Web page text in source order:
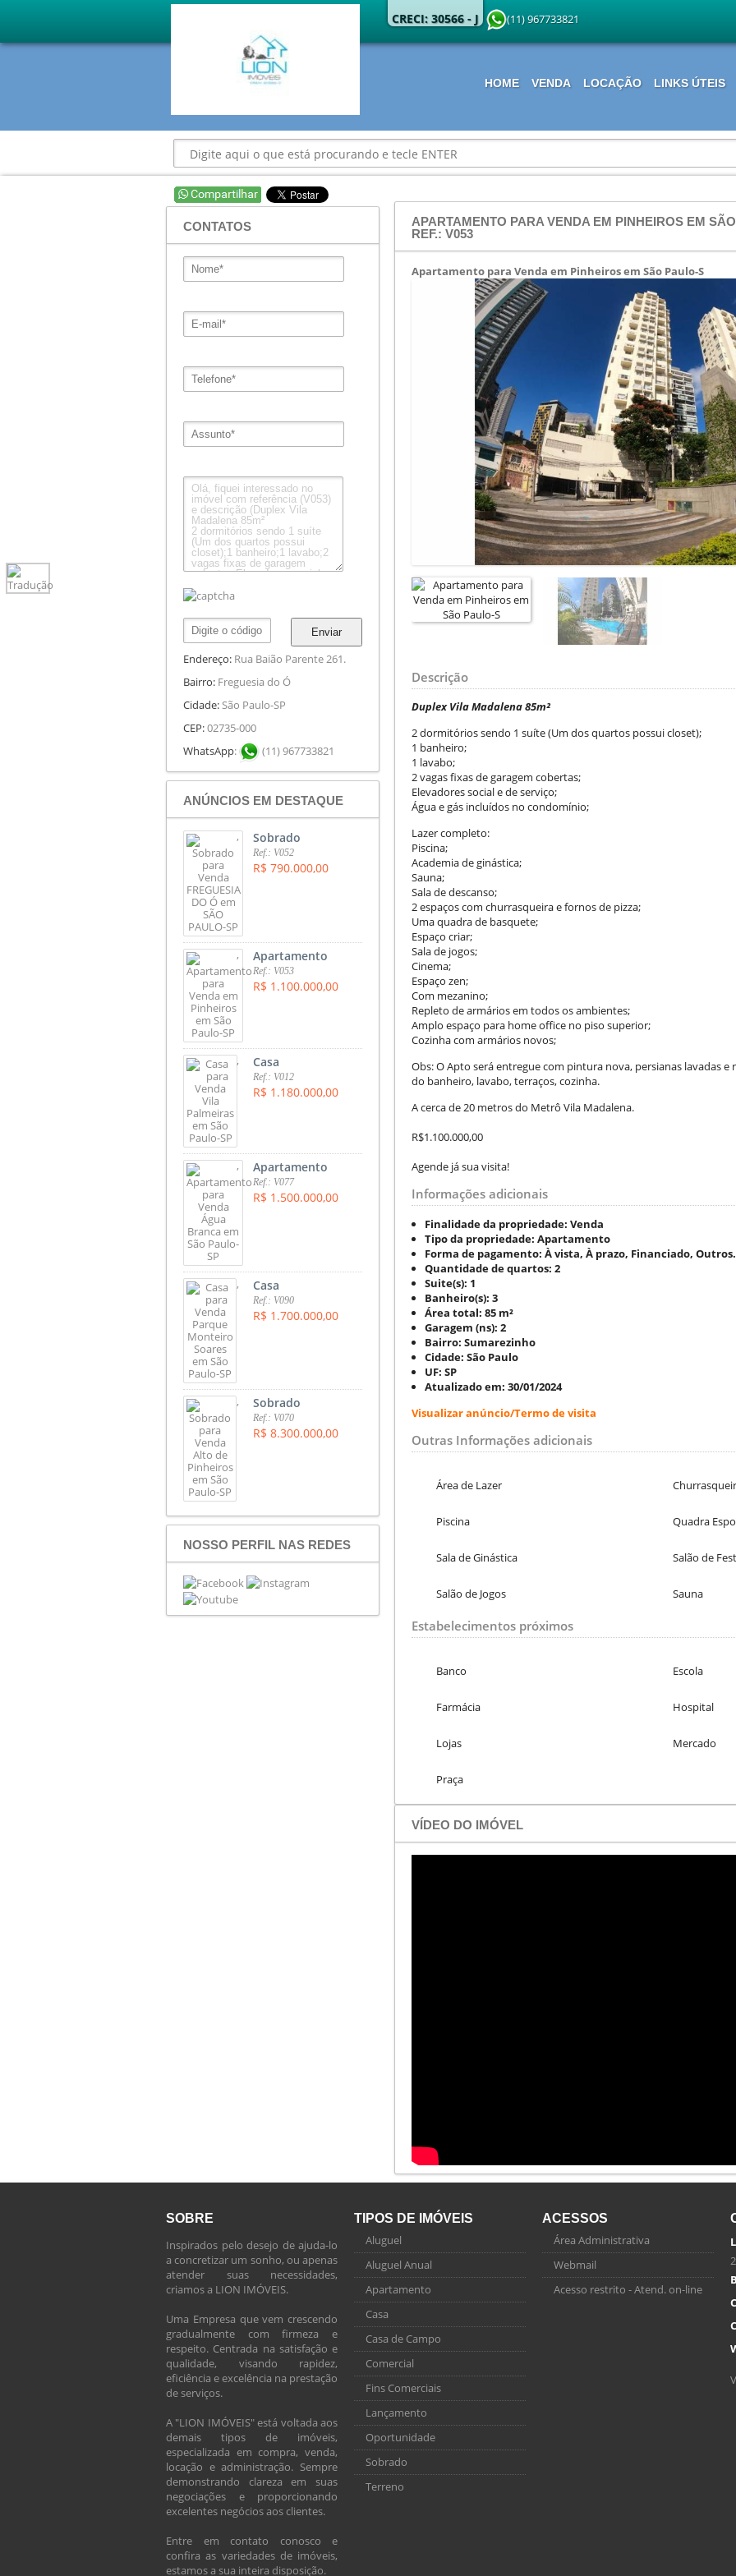
CRECI: 30566 - J (11) 967733821
HOME VENDA LOCAÇÃO LINKS ÚTEIS
APARTAMENTO PARA VENDA EM PINHEIROS EM
REF.: V053
Apartamento para Venda em Pinheiros em São Paulo-S
Descrição
Duplex Vila Madalena 85m²
2 dormitórios sendo 1 suíte (Um dos quartos possui closet);
1 banheiro;
1 lavabo;
2 vagas fixas de garagem cobertas;
Elevadores social e de serviço;
Água e gás incluídos no condomínio;
Lazer completo:
Piscina;
Academia de ginástica;
Sauna;
Sala de descanso;
2 espaços com churrasqueira e fornos de pizza;
Uma quadra de basquete;
Espaço criar;
Sala de jogos;
Cinema;
Espaço zen;
Com mezanino;
Repleto de armários em todos os ambientes;
Amplo espaço para home office no piso superior;
Cozinha com armários novos;
Obs: O Apto será entregue com pintura nova, persianas lavadas
do banheiro, lavabo, terraços, cozinha.
A cerca de 20 metros do Metrô Vila Madalena.
R$1.100.000,00
Agende já sua visita!
Informações adicionais
Finalidade da propriedade: Venda
Tipo da propriedade: Apartamento
Forma de pagamento: À vista, À prazo, Financiado,
Quantidade de quartos: 2
Suite(s): 1
Banheiro(s): 3
Área total: 85 m²
Garagem (ns): 2
Bairro: Sumarezinho
Cidade: São Paulo
UF: SP
Atualizado em: 30/01/2024
Visualizar anúncio/Termo de visita
Outras Informações adicionais
Área de Lazer
Piscina Quadra
Sala de Ginástica Salão de
Salão de Jogos Sauna
Estabelecimentos próximos
Banco Escola
Farmácia Hospital
Lojas Mercado
Praça
VÍDEO DO IMÓVEL
CONTATOS
Enviar
Endereço: Rua Baião Parente 261.
Bairro: Freguesia do Ó
Cidade: São Paulo-SP
CEP:02735-000
WhatsApp: (11) 967733821
ANÚNCIOS EM DESTAQUE
, Sobrado
Ref.: V052
R$ 790.000,00
, Apartamento
Ref.: V053
R$ 1.100.000,00
, Casa
Ref.: V012
R$ 1.180.000,00
, Apartamento
Ref.: V077
R$ 1.500.000,00
, Casa
Ref.: V090
R$ 1.700.000,00
, Sobrado
Ref.: V070
R$ 8.300.000,00
NOSSO PERFIL NAS REDES
SOBRE
Inspirados pelo desejo de ajuda-lo
a concretizar um sonho, ou apenas
atender suas necessidades,
criamos a LION IMÓVEIS.
Uma Empresa que vem crescendo
gradualmente com firmeza e
respeito. Centrada na satisfação e
qualidade, visando rapidez,
eficiência e excelência na prestação
de serviços.
A "LION IMÓVEIS" está voltada aos
demais tipos de imóveis,
especializada em compra, venda,
locação e administração. Sempre
demonstrando clareza em suas
negociações e proporcionando
excelentes negócios aos clientes.
Entre em contato conosco e
confira as variedades de imóveis,
estamos a sua inteira disposição.
TIPOS DE IMÓVEIS
Aluguel
Aluguel Anual
Apartamento
Casa
Casa de Campo
Comercial
Fins Comerciais
Lançamento
Oportunidade
Sobrado
Terreno
ACESSOS
Área Administrativa
Webmail
Acesso restrito - Atend. on-line